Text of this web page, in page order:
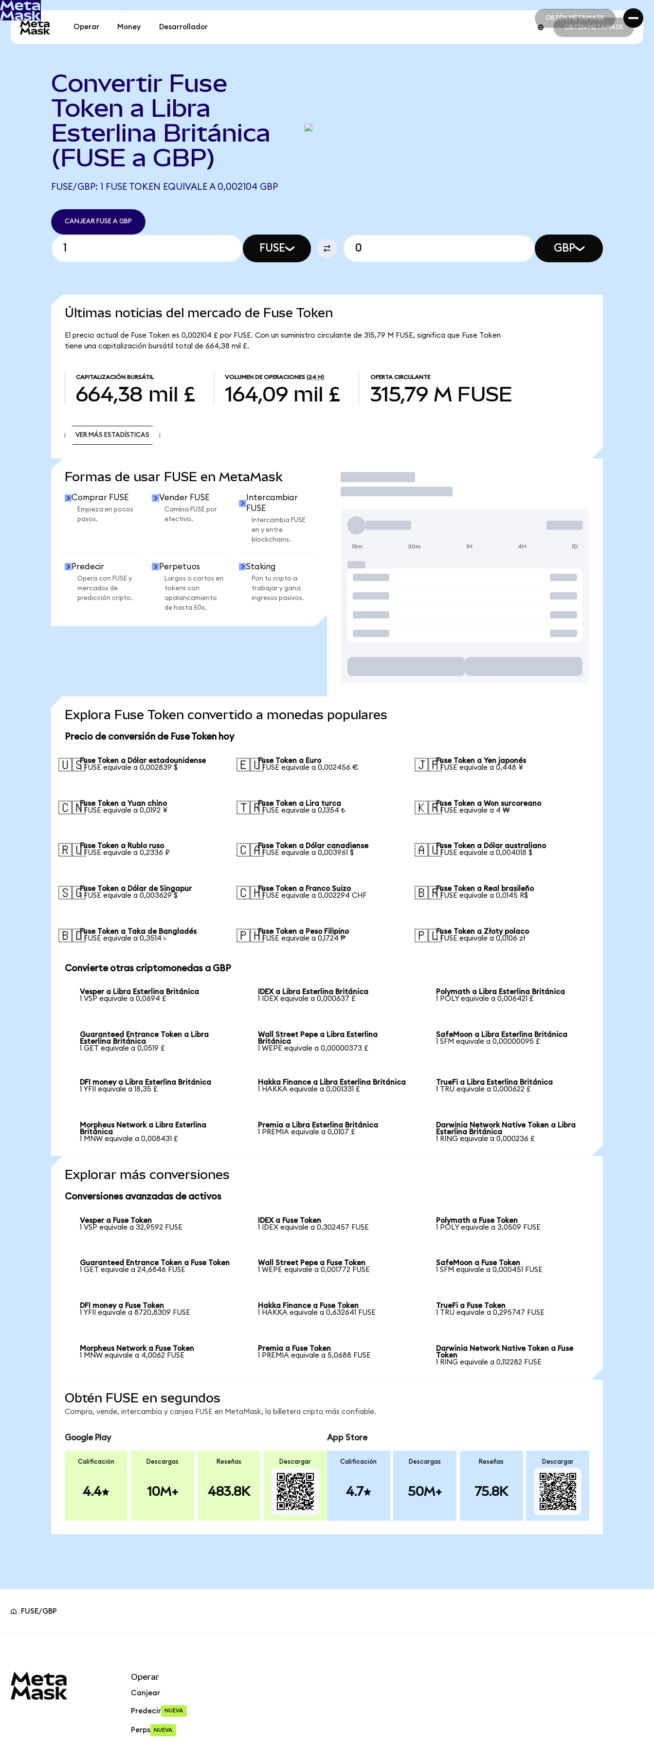
OBTÉN METAMASK
OBTÉN METAMASK
Operar Money Desarrollador OBTÉN METAMASK
Convertir Fuse
Token a Libra
Esterlina Británica
(FUSE a GBP)
FUSE/GBP: 1 FUSE TOKEN EQUIVALE A 0,002104 GBP
CANJEAR FUSE A GBP
FUSE GBP
Últimas noticias del mercado de Fuse Token
El precio actual de Fuse Token es 0,002104 £ por FUSE. Con un suministro circulante de 315,79 M FUSE, significa que Fuse Token
tiene una capitalización bursátil total de 664,38 mil £.
CAPITALIZACIÓN BURSÁTIL
664,38 mil £
VOLUMEN DE OPERACIONES (24 H)
164,09 mil £
OFERTA CIRCULANTE
315,79 M FUSE
VER MÁS ESTADÍSTICAS
Formas de usar FUSE en MetaMask
Comprar FUSE
Empieza en pocos
pasos.
Vender FUSE
Cambia FUSE por
efectivo.
Intercambiar
FUSE
Intercambia FUSE
en y entre
blockchains.
Predecir
Opera con FUSE y
mercados de
predicción cripto.
Perpetuos
Largos o cortos en
tokens con
apalancamiento
de hasta 50x.
Staking
Pon tu cripto a
trabajar y gana
ingresos pasivos.
Operar
15m 30m 1H 4H 1D
Explora Fuse Token convertido a monedas populares
Precio de conversión de Fuse Token hoy
🇺🇸Fuse Token a Dólar estadounidense
1 FUSE equivale a 0,002839 $
🇪🇺Fuse Token a Euro
1 FUSE equivale a 0,002456 €
🇯🇵Fuse Token a Yen japonés
1 FUSE equivale a 0,448 ¥
🇨🇳Fuse Token a Yuan chino
1 FUSE equivale a 0,0192 ¥
🇹🇷Fuse Token a Lira turca
1 FUSE equivale a 0,1354 ₺
🇰🇷Fuse Token a Won surcoreano
1 FUSE equivale a 4 ₩
🇷🇺Fuse Token a Rublo ruso
1 FUSE equivale a 0,2336 ₽
🇨🇦Fuse Token a Dólar canadiense
1 FUSE equivale a 0,003961 $
🇦🇺Fuse Token a Dólar australiano
1 FUSE equivale a 0,004018 $
🇸🇬Fuse Token a Dólar de Singapur
1 FUSE equivale a 0,003629 $
🇨🇭Fuse Token a Franco Suizo
1 FUSE equivale a 0,002294 CHF
🇧🇷Fuse Token a Real brasileño
1 FUSE equivale a 0,0145 R$
🇧🇩Fuse Token a Taka de Bangladés
1 FUSE equivale a 0,3514 ৳
🇵🇭Fuse Token a Peso Filipino
1 FUSE equivale a 0,1724 ₱
🇵🇱Fuse Token a Złoty polaco
1 FUSE equivale a 0,0106 zł
Convierte otras criptomonedas a GBP
Vesper a Libra Esterlina Británica
1 VSP equivale a 0,0694 £
IDEX a Libra Esterlina Británica
1 IDEX equivale a 0,000637 £
Polymath a Libra Esterlina Británica
1 POLY equivale a 0,006421 £
Guaranteed Entrance Token a Libra
Esterlina Británica
1 GET equivale a 0,0519 £
Wall Street Pepe a Libra Esterlina
Británica
1 WEPE equivale a 0,00000373 £
SafeMoon a Libra Esterlina Británica
1 SFM equivale a 0,00000095 £
DFI money a Libra Esterlina Británica
1 YFII equivale a 18,35 £
Hakka Finance a Libra Esterlina Británica
1 HAKKA equivale a 0,001331 £
TrueFi a Libra Esterlina Británica
1 TRU equivale a 0,000622 £
Morpheus Network a Libra Esterlina
Británica
1 MNW equivale a 0,008431 £
Premia a Libra Esterlina Británica
1 PREMIA equivale a 0,0107 £
Darwinia Network Native Token a Libra
Esterlina Británica
1 RING equivale a 0,000236 £
Explorar más conversiones
Conversiones avanzadas de activos
Vesper a Fuse Token
1 VSP equivale a 32,9592 FUSE
IDEX a Fuse Token
1 IDEX equivale a 0,302457 FUSE
Polymath a Fuse Token
1 POLY equivale a 3,0509 FUSE
Guaranteed Entrance Token a Fuse Token
1 GET equivale a 24,6846 FUSE
Wall Street Pepe a Fuse Token
1 WEPE equivale a 0,001772 FUSE
SafeMoon a Fuse Token
1 SFM equivale a 0,000451 FUSE
DFI money a Fuse Token
1 YFII equivale a 8720,8309 FUSE
Hakka Finance a Fuse Token
1 HAKKA equivale a 0,632641 FUSE
TrueFi a Fuse Token
1 TRU equivale a 0,295747 FUSE
Morpheus Network a Fuse Token
1 MNW equivale a 4,0062 FUSE
Premia a Fuse Token
1 PREMIA equivale a 5,0688 FUSE
Darwinia Network Native Token a Fuse
Token
1 RING equivale a 0,112282 FUSE
Obtén FUSE en segundos
Compra, vende, intercambia y canjea FUSE en MetaMask, la billetera cripto más confiable.
Google Play
Calificación
4.4
Descargas
10M+
Reseñas
483.8K
Descargar
App Store
Calificación
4.7
Descargas
50M+
Reseñas
75.8K
Descargar
FUSE/GBP
Operar
Canjear
Predecir NUEVA
Perps NUEVA